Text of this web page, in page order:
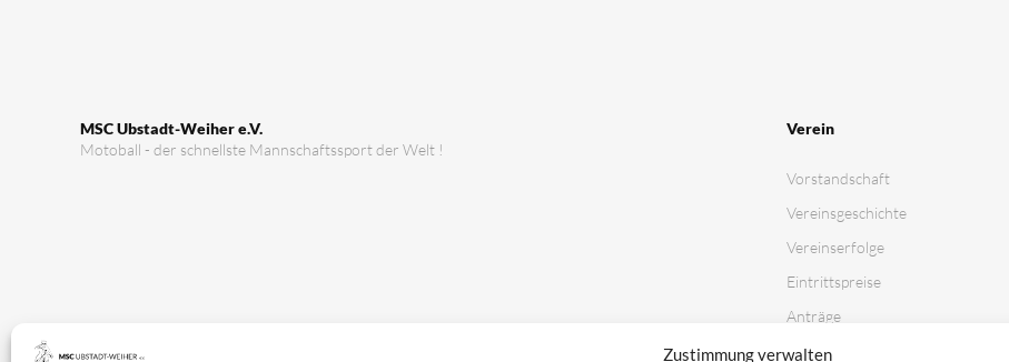
Zustimmung verwalten
MSC Ubstadt-Weiher e.V.
Motoball - der schnellste Mannschaftssport der Welt !
Verein
Vorstandschaft
Vereinsgeschichte
Vereinserfolge
Eintrittspreise
Anträge
Partner & Sponsoren